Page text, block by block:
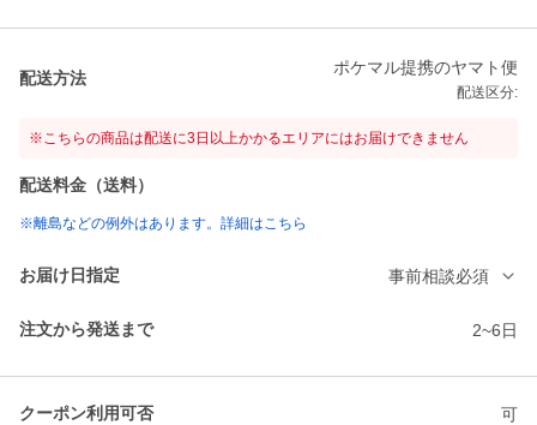
配送方法
ポケマル提携のヤマト便
配送区分:
※こちらの商品は配送に3日以上かかるエリアにはお届けできません
配送料金（送料）
※離島などの例外はあります。詳細はこちら
お届け日指定 事前相談必須
注文から発送まで 2~6日
クーポン利用可否 可